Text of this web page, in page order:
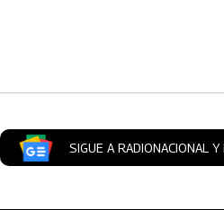
SIGUE A RADIONACIONAL